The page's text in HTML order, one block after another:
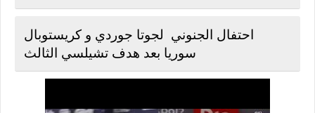
احتفال الجنوني لجوتا جوردي و كريستوبال
سوريا بعد هدف تشيلسي الثالث